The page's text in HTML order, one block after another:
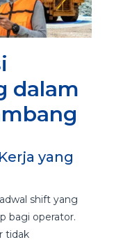
dalam
yang
shift yang
bagi operator.
tidak